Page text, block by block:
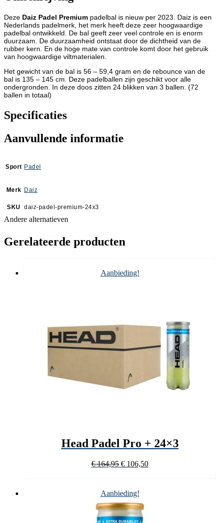
Deze Daiz Padel Premium padelbal is nieuw per 2023. Daiz is een
Nederlands padelmerk, het merk heeft deze zeer hoogwaardige
padelbal ontwikkeld. De bal geeft zeer veel controle en is enorm
duurzaam. De duurzaamheid ontstaat door de dichtheid van de
rubber kern. En de hoge mate van controle komt door het gebruik
van hoogwaardige viltmaterialen.
Het gewicht van de bal is 56 – 59,4 gram en de rebounce van de
bal is 135 – 145 cm. Deze padelballen zijn geschikt voor alle
ondergronden. In deze doos zitten 24 blikken van 3 ballen. (72
ballen in totaal)
Specificaties
Aanvullende informatie
Sport Padel
Merk Daiz
SKU daiz-padel-premium-24x3
Andere alternatieven
Gerelateerde producten
Aanbieding!
Head Padel Pro + 24×3
€164,95 Oorspronkelijke
€ 164,95.
€ 106,50Huidige
Aanbieding!